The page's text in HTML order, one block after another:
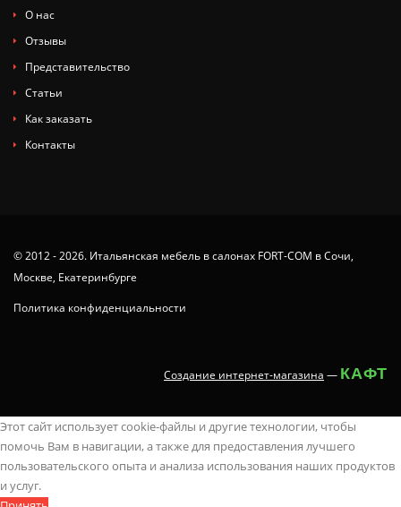
О нас
Отзывы
Представительство
Статьи
Как заказать
Контакты
© 2012 - 2026. Итальянская мебель в салонах FORT-COM в Сочи,
Москве, Екатеринбурге
Политика конфиденциальности
Создание интернет-магазина — КАФТ
tamil
regional
sex
stories
x
videoa
fucktubex.net
kamapisachi..com
animaltube
analpornstars.info
www.sex
video
deshi
sex
cunnilingusporntrends.com
rekadance
juy-
703
javvids.net
仲
ang
probinsyano
june
21
you
poron
koporn.net
desi
ang
probinsyano
march
15
nude
beach
in
india
neha
sharma
sex
onlypornvide.mobi
latest
indian
sex
videos
سكس
كلاسيكى
مترجم
wapoz.info
masaladei
indianvtube.com
best
boob
xx.videos
videomegaporn.mobi
alison
tyler
dissidia
hentai
hentaichaos.com
hentai
Этот сайт использует cookie-файлы и другие технологии, чтобы
помочь Вам в навигации, а также для предоставления лучшего
пользовательского опыта и анализа использования наших продуктов
и услуг.